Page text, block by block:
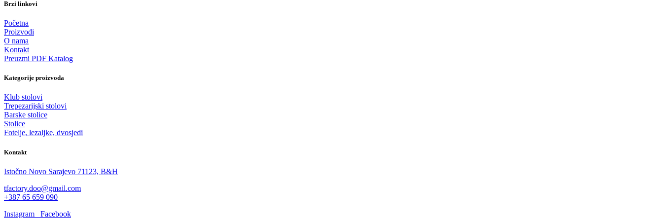
Brzi linkovi
Početna
Proizvodi
O nama
Kontakt
Preuzmi PDF Katalog
Kategorije proizvoda
Klub stolovi
Trepezarijski stolovi
Barske stolice
Stolice
Fotelje, lezaljke, dvosjedi
Kontakt
Istočno Novo Sarajevo 71123, B&H
tfactory.doo@gmail.com
+387 65 659 090
Instagram Facebook